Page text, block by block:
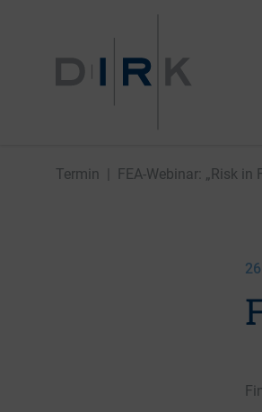
Termin FEA-Webinar: „Risk in